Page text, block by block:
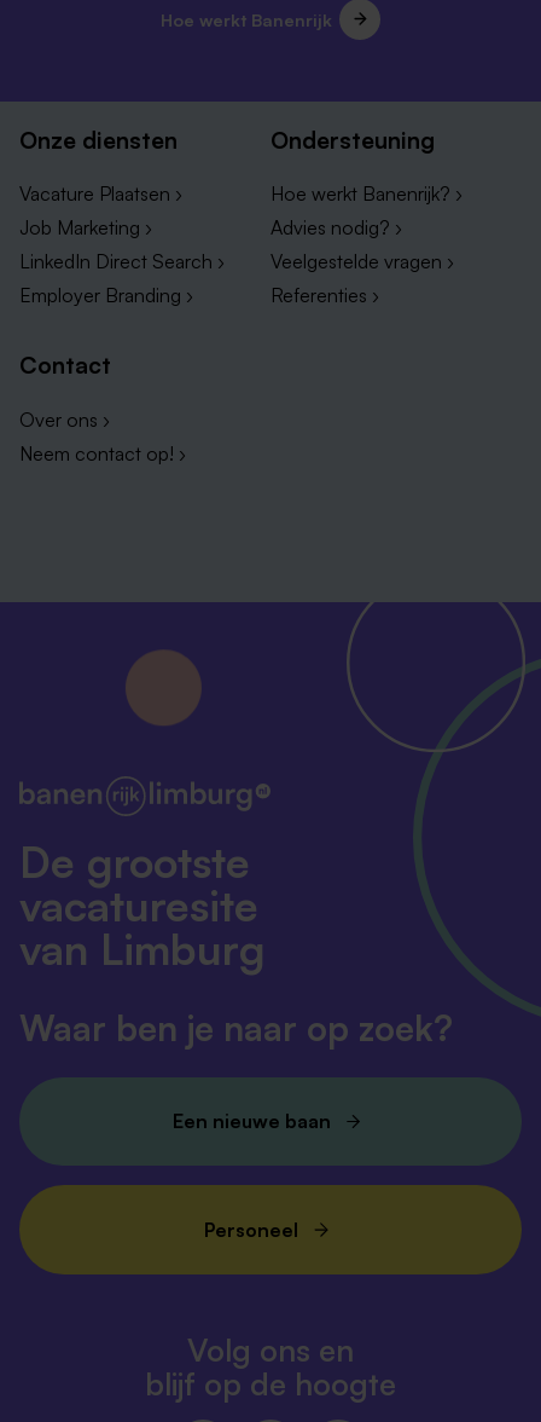
Hoe werkt Banenrijk
Onze diensten
Vacature Plaatsen ›
Job Marketing ›
LinkedIn Direct Search ›
Employer Branding ›
Ondersteuning
Hoe werkt Banenrijk? ›
Advies nodig? ›
Veelgestelde vragen ›
Referenties ›
Contact
Over ons ›
Neem contact op! ›
De grootste
vacaturesite
van Limburg
Waar ben je naar op zoek?
Een nieuwe baan
Personeel
Volg ons en
blijf op de hoogte